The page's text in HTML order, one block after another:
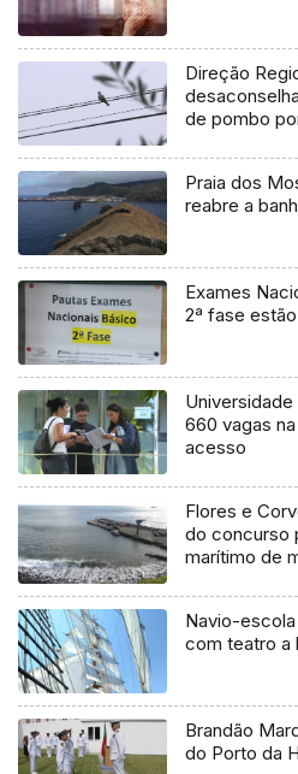
Direção
de pombo
Praia dos
reabre a
Exames
2ª fase
660 vagas
acesso
Flores e
do concurso
marítimo de
Navio-
com teatro a
Brandão
do Porto da